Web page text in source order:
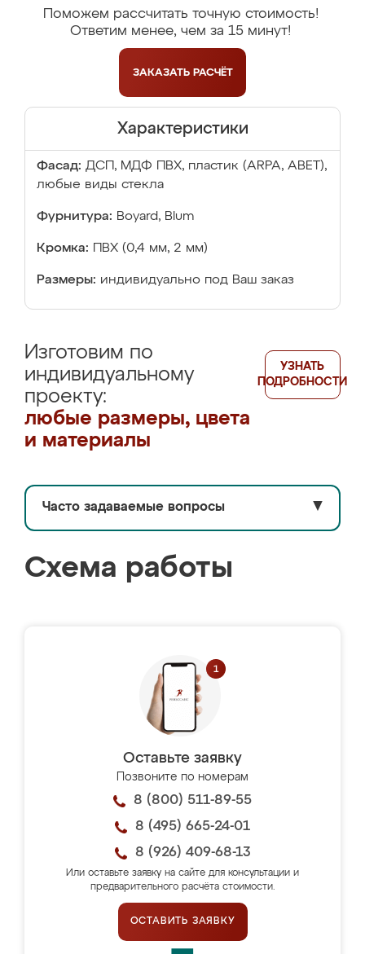
Поможем рассчитать точную стоимость!
Ответим менее, чем за 15 минут!
ЗАКАЗАТЬ РАСЧЁТ
Характеристики
Фасад: ДСП, МДФ ПВХ, пластик (ARPA, ABET),
любые виды стекла
Фурнитура: Boyard, Blum
Кромка: ПВХ (0,4 мм, 2 мм)
Размеры: индивидуально под Ваш заказ
Изготовим по
индивидуальному
проекту:
любые размеры, цвета
и материалы
УЗНАТЬ
ПОДРОБНОСТИ
Часто задаваемые вопросы ▼
Схема работы
Оставьте заявку
Позвоните по номерам
8 (800) 511-89-55
8 (495) 665-24-01
8 (926) 409-68-13
Или оставьте заявку на сайте для консультации и
предварительного расчёта стоимости.
ОСТАВИТЬ ЗАЯВКУ